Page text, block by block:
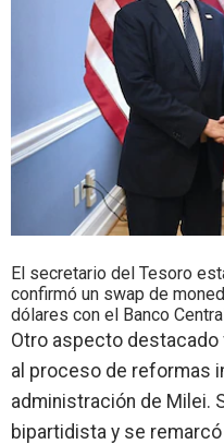
El secretario del Tesoro
confirmó un swap de
dólares con el Banco
Otro aspecto destacado
al proceso de reformas
administración de Milei.
bipartidista y se